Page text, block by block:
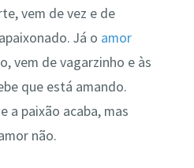
vem de vez e de
Já o amor
vem de vagarzinho e às
que está amando.
a paixão acaba, mas
não.